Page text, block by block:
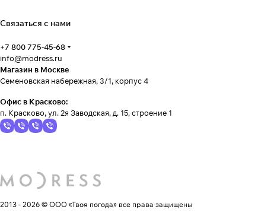
Связаться с нами
+7 800 775-45-68
info@modress.ru
Магазин в Москве
Семеновская набережная, 3/1, корпус 4
Офис в Красково:
п. Красково, ул. 2я Заводская, д. 15, строение 1
2013 - 2026 © ООО «Твоя погода» все права защищены